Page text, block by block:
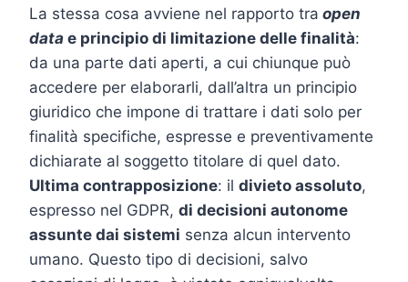
La stessa cosa avviene nel rapporto tra open
data e principio di limitazione delle finalità:
da una parte dati aperti, a cui chiunque può
accedere per elaborarli, dall’altra un principio
giuridico che impone di trattare i dati solo per
finalità specifiche, espresse e preventivamente
dichiarate al soggetto titolare di quel dato.
Ultima contrapposizione: il divieto assoluto,
espresso nel GDPR, di decisioni autonome
assunte dai sistemi senza alcun intervento
umano. Questo tipo di decisioni, salvo